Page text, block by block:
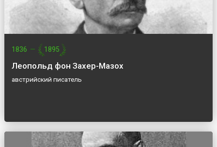
1836 — 1895
Леопольд фон Захер-Мазох
австрийский писатель